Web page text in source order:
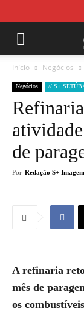
Início Negócios
Negócios // S+
de
Por Redação S+
A refinaria
mês de
os